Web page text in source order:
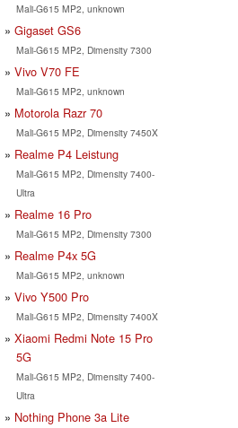
Mali-G615 MP2, unknown
Gigaset GS6
Mali-G615 MP2, Dimensity 7300
Vivo V70 FE
Mali-G615 MP2, unknown
Motorola Razr 70
Mali-G615 MP2, Dimensity 7450X
Realme P4 Leistung
Mali-G615 MP2, Dimensity 7400-
Ultra
Realme 16 Pro
Mali-G615 MP2, Dimensity 7300
Realme P4x 5G
Mali-G615 MP2, unknown
Vivo Y500 Pro
Mali-G615 MP2, Dimensity 7400X
Xiaomi Redmi Note 15 Pro
5G
Mali-G615 MP2, Dimensity 7400-
Ultra
Nothing Phone 3a Lite